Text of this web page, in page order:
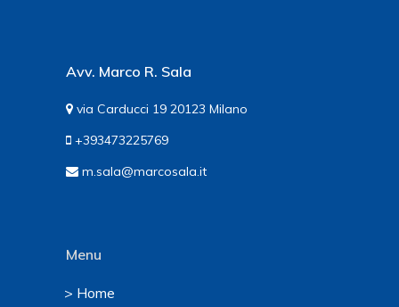
Avv. Marco R. Sala
via Carducci 19 20123 Milano
+393473225769
m.sala@marcosala.it
Menu
> Home